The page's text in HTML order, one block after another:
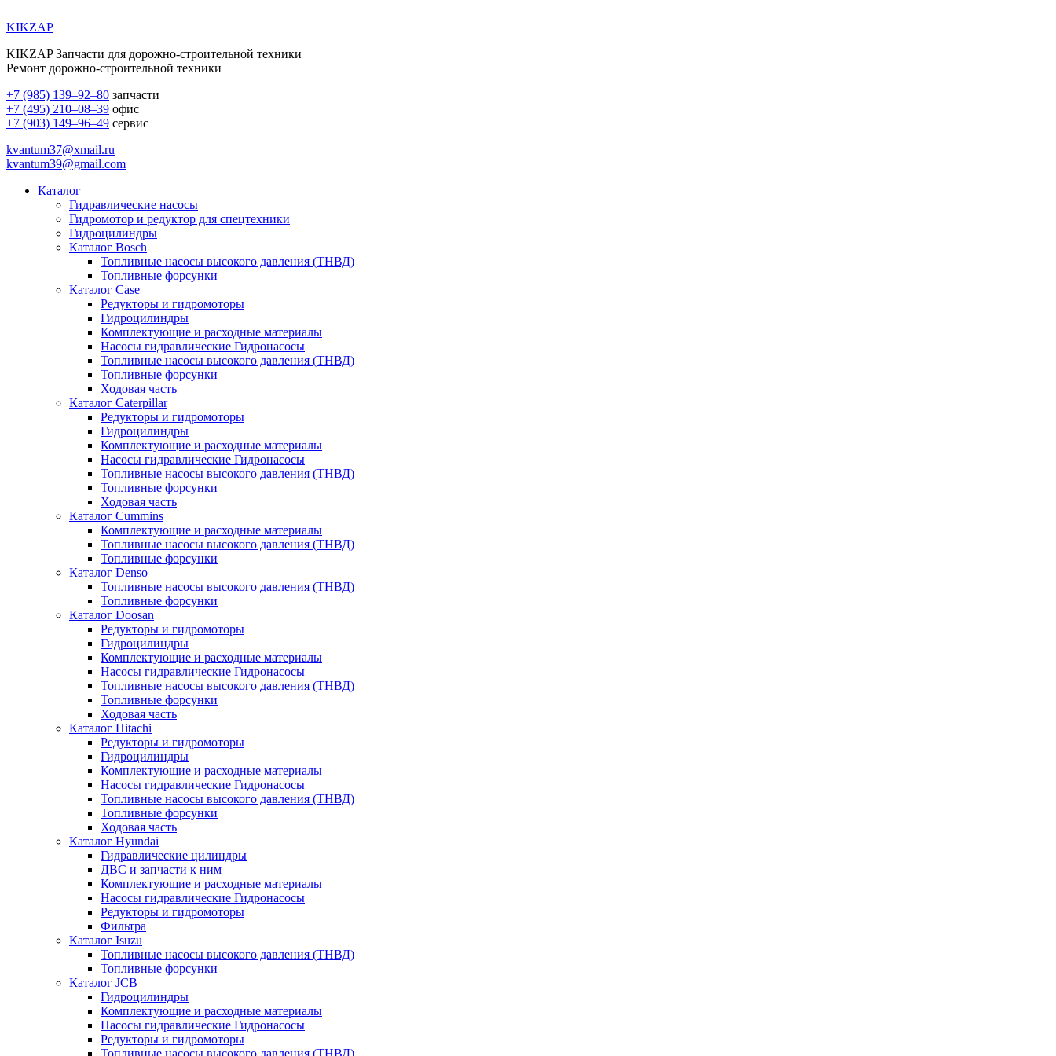
KIKZAP
KIKZAP Запчасти для дорожно-строительной техники
Ремонт дорожно-строительной техники
+7 (985) 139–92–80 запчасти
+7 (495) 210–08–39 офис
+7 (903) 149–96–49 сервис
kvantum37@xmail.ru
kvantum39@gmail.com
Каталог
Гидравлические насосы
Гидромотор и редуктор для спецтехники
Гидроцилиндры
Каталог Bosch
Топливные насосы высокого давления (ТНВД)
Топливные форсунки
Каталог Case
Редукторы и гидромоторы
Гидроцилиндры
Комплектующие и расходные материалы
Насосы гидравлические Гидронасосы
Топливные насосы высокого давления (ТНВД)
Топливные форсунки
Ходовая часть
Каталог Caterpillar
Редукторы и гидромоторы
Гидроцилиндры
Комплектующие и расходные материалы
Насосы гидравлические Гидронасосы
Топливные насосы высокого давления (ТНВД)
Топливные форсунки
Ходовая часть
Каталог Cummins
Комплектующие и расходные материалы
Топливные насосы высокого давления (ТНВД)
Топливные форсунки
Каталог Denso
Топливные насосы высокого давления (ТНВД)
Топливные форсунки
Каталог Doosan
Редукторы и гидромоторы
Гидроцилиндры
Комплектующие и расходные материалы
Насосы гидравлические Гидронасосы
Топливные насосы высокого давления (ТНВД)
Топливные форсунки
Ходовая часть
Каталог Hitachi
Редукторы и гидромоторы
Гидроцилиндры
Комплектующие и расходные материалы
Насосы гидравлические Гидронасосы
Топливные насосы высокого давления (ТНВД)
Топливные форсунки
Ходовая часть
Каталог Hyundai
Гидравлические цилиндры
ДВС и запчасти к ним
Комплектующие и расходные материалы
Насосы гидравлические Гидронасосы
Редукторы и гидромоторы
Фильтра
Каталог Isuzu
Топливные насосы высокого давления (ТНВД)
Топливные форсунки
Каталог JCB
Гидроцилиндры
Комплектующие и расходные материалы
Насосы гидравлические Гидронасосы
Редукторы и гидромоторы
Топливные насосы высокого давления (ТНВД)